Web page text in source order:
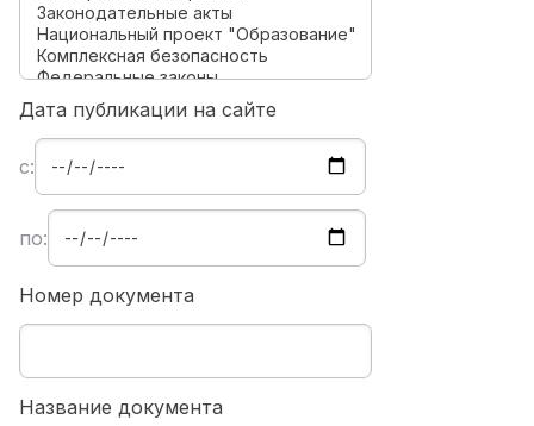
Дата публикации на сайте
с:
по:
Номер документа
Название документа